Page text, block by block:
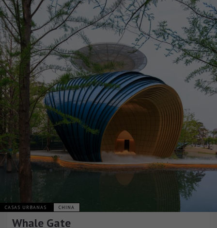
CASAS URBANAS CHINA
Whale Gate